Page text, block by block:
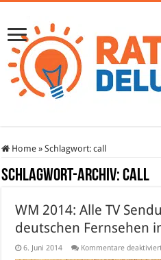
Home » Schlagwort:call
Schlagwort-Archiv:call
WM 2014: Alle TV
deutschen Fernsehen
6. Juni 2014 Kommentare